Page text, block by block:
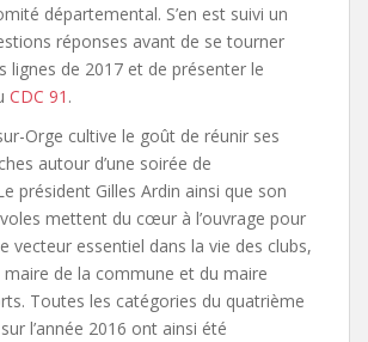
départemental. S’en est suivi un
réponses avant de se tourner
lignes de 2017 et de présenter le
CDC 91 .
Orge cultive le goût de réunir ses
autour d’une soirée de
président Gilles Ardin ainsi que son
mettent du cœur à l’ouvrage pour
vecteur essentiel dans la vie des clubs,
maire de la commune et du maire
Toutes les catégories du quatrième
l’année 2016 ont ainsi été